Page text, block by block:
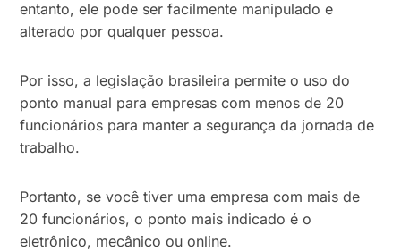
entanto, ele pode ser facilmente manipulado e
alterado por qualquer pessoa.
Por isso, a legislação brasileira permite o uso do
ponto manual para empresas com menos de 20
funcionários para manter a segurança da jornada de
trabalho.
Portanto, se você tiver uma empresa com mais de
20 funcionários, o ponto mais indicado é o
eletrônico, mecânico ou online.